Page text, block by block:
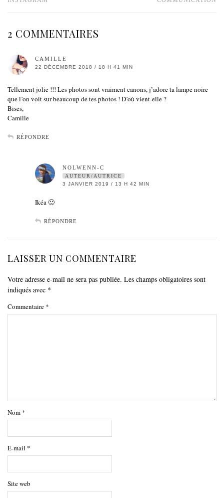
2 COMMENTAIRES
CAMILLE
22 DÉCEMBRE 2018 / 18 H 41 MIN
Tellement jolie !!! Les photos sont vraiment canons, j’adore ta lampe noire
que l’on voit sur beaucoup de tes photos ! D’où vient-elle ?
Bises,
Camille
RÉPONDRE
NOLWENN-C
AUTEUR/AUTRICE
3 JANVIER 2019 / 13 H 42 MIN
Ikéa 🙂
RÉPONDRE
LAISSER UN COMMENTAIRE
Votre adresse e-mail ne sera pas publiée. Les champs obligatoires sont
indiqués avec *
Commentaire *
Nom *
E-mail *
Site web